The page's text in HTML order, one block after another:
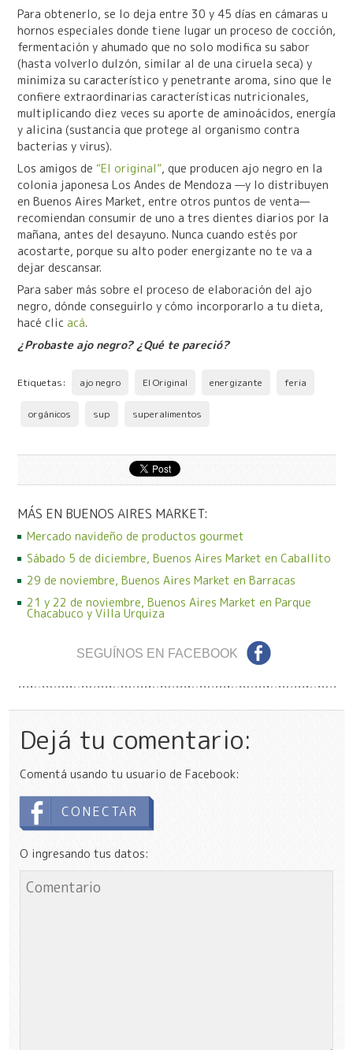
Para obtenerlo, se lo deja entre 30 y 45 días en cámaras u
hornos especiales donde tiene lugar un proceso de cocción,
fermentación y ahumado que no solo modifica su sabor
(hasta volverlo dulzón, similar al de una ciruela seca) y
minimiza su característico y penetrante aroma, sino que le
confiere extraordinarias características nutricionales,
multiplicando diez veces su aporte de aminoácidos, energía
y alicina (sustancia que protege al organismo contra
bacterias y virus).
Los amigos de “El original”, que producen ajo negro en la
colonia japonesa Los Andes de Mendoza —y lo distribuyen
en Buenos Aires Market, entre otros puntos de venta—
recomiendan consumir de uno a tres dientes diarios por la
mañana, antes del desayuno. Nunca cuando estés por
acostarte, porque su alto poder energizante no te va a
dejar descansar.
Para saber más sobre el proceso de elaboración del ajo
negro, dónde conseguirlo y cómo incorporarlo a tu dieta,
hacé clic acá.
¿Probaste ajo negro? ¿Qué te pareció?
Etiquetas: ajo negro El Original energizante feria
orgánicos sup superalimentos
MÁS EN BUENOS AIRES MARKET:
Mercado navideño de productos gourmet
Sábado 5 de diciembre, Buenos Aires Market en Caballito
29 de noviembre, Buenos Aires Market en Barracas
21 y 22 de noviembre, Buenos Aires Market en Parque
Chacabuco y Villa Urquiza
SEGUÍNOS EN FACEBOOK
Dejá tu comentario:
Comentá usando tu usuario de Facebook:
CONECTAR
O ingresando tus datos: